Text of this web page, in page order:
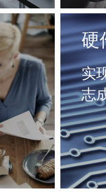
硬
实
志